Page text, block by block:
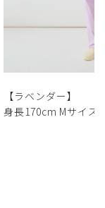
【ラベンダー】
身長170cm Mサイズ